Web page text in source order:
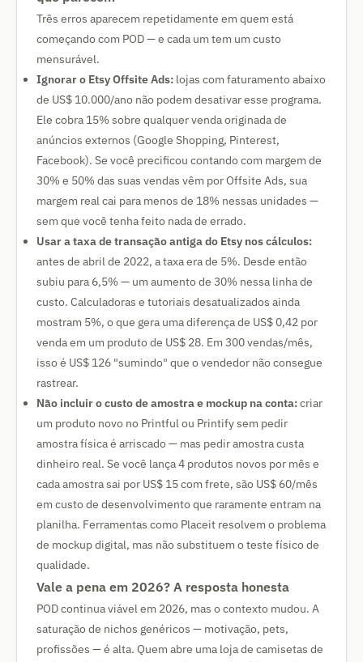
Três erros aparecem repetidamente em quem está
começando com POD — e cada um tem um custo
mensurável.
Ignorar o Etsy Offsite Ads: lojas com faturamento abaixo
de US$ 10.000/ano não podem desativar esse programa.
Ele cobra 15% sobre qualquer venda originada de
anúncios externos (Google Shopping, Pinterest,
Facebook). Se você precificou contando com margem de
30% e 50% das suas vendas vêm por Offsite Ads, sua
margem real cai para menos de 18% nessas unidades —
sem que você tenha feito nada de errado.
Usar a taxa de transação antiga do Etsy nos cálculos:
antes de abril de 2022, a taxa era de 5%. Desde então
subiu para 6,5% — um aumento de 30% nessa linha de
custo. Calculadoras e tutoriais desatualizados ainda
mostram 5%, o que gera uma diferença de US$ 0,42 por
venda em um produto de US$ 28. Em 300 vendas/mês,
isso é US$ 126 "sumindo" que o vendedor não consegue
rastrear.
Não incluir o custo de amostra e mockup na conta:criar
um produto novo no Printful ou Printify sem pedir
amostra física é arriscado — mas pedir amostra custa
dinheiro real. Se você lança 4 produtos novos por mês e
cada amostra sai por US$ 15 com frete, são US$ 60/mês
em custo de desenvolvimento que raramente entram na
planilha. Ferramentas como Placeit resolvem o problema
de mockup digital, mas não substituem o teste físico de
qualidade.
Vale a pena em 2026? A resposta honesta
POD continua viável em 2026, mas o contexto mudou. A
saturação de nichos genéricos — motivação, pets,
profissões — é alta. Quem abre uma loja de camisetas de